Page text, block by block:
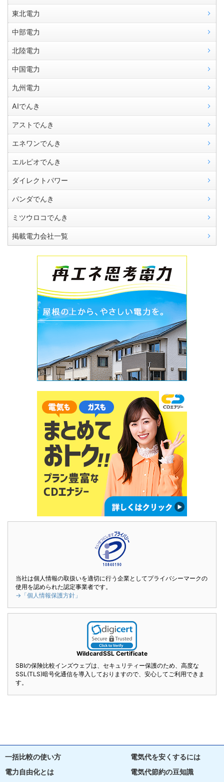
東北電力
中部電力
北陸電力
中国電力
九州電力
AIでんき
アストでんき
エネワンでんき
エルピオでんき
ダイレクトパワー
パンダでんき
ミツウロコでんき
掲載電力会社一覧
当社は個人情報の取扱いを適切に行う企業としてプライバシーマークの
使用を認められた認定事業者です。
→「個人情報保護方針」
WildcardSSL Certificate
SBIの保険比較インズウェブは、セキュリティー保護のため、高度な
SSL(TLS)暗号化通信を導入しておりますので、安心してご利用できま
す。
一括比較の使い方
電気代を安くするには
電力自由化とは
電気代節約の豆知識